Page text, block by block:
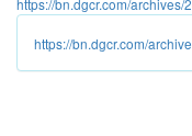
https://bn.dgcr.com/
https://bn.dgcr.com/